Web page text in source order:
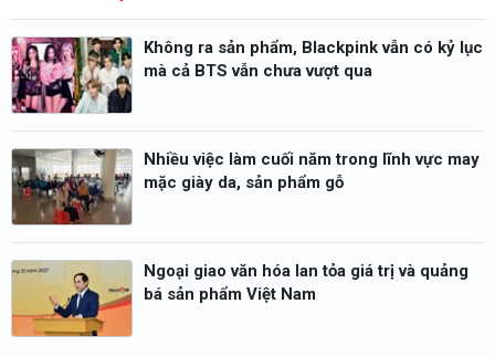
Không ra sản phẩm, Blackpink vẫn có kỷ lục
mà cả BTS vẫn chưa vượt qua
Nhiều việc làm cuối năm trong lĩnh vực may
mặc giày da, sản phẩm gỗ
Ngoại giao văn hóa lan tỏa giá trị và quảng
bá sản phẩm Việt Nam